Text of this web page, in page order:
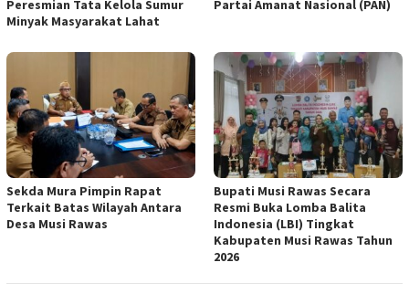
Peresmian Tata Kelola Sumur
Minyak Masyarakat Lahat
Partai Amanat Nasional (PAN)
Sekda Mura Pimpin Rapat
Terkait Batas Wilayah Antara
Desa Musi Rawas
Bupati Musi Rawas Secara
Resmi Buka Lomba Balita
Indonesia (LBI) Tingkat
Kabupaten Musi Rawas Tahun
2026